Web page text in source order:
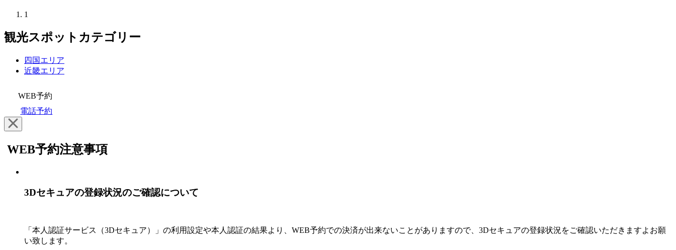
1
観光スポットカテゴリー
四国エリア
近畿エリア
WEB予約
電話予約
WEB予約注意事項
3Dセキュアの登録状況のご確認について
「本人認証サービス（3Dセキュア）」の利用設定や本人認証の結果より、WEB予約での決済が出来ないことがありますので、3Dセキュアの登録状況をご確認いただきますよお願
い致します。